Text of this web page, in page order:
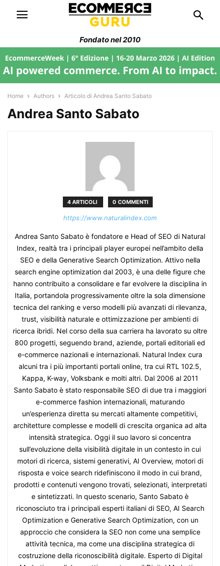
Fondato nel 2010
Home Authors Articolo di Andrea Santo Sabato
Andrea Santo Sabato
4 ARTICOLI 0 COMMENTI
https://www.naturalindex.com
Andrea Santo Sabato è fondatore e Head of SEO di Natural
Index, realtà tra i principali player europei nell’ambito della
SEO e della Generative Search Optimization. Attivo nella
search engine optimization dal 2003, è una delle figure che
hanno contribuito a consolidare e far evolvere la disciplina in
Italia, portandola progressivamente oltre la sola dimensione
tecnica del ranking e verso modelli più avanzati di rilevanza,
trust, visibilità naturale e ottimizzazione per ambienti di
ricerca ibridi. Nel corso della sua carriera ha lavorato su oltre
800 progetti, seguendo brand, aziende, portali editoriali ed
e-commerce nazionali e internazionali. Natural Index cura
alcuni tra i più importanti portali online, tra cui RTL 102.5,
Kappa, K-way, Volksbank e molti altri. Dal 2006 al 2011
Santo Sabato è stato responsabile SEO di due tra i maggiori
e-commerce fashion internazionali, maturando
un’esperienza diretta su mercati altamente competitivi,
architetture complesse e modelli di crescita organica ad alta
intensità strategica. Oggi il suo lavoro si concentra
sull’evoluzione della visibilità digitale in un contesto in cui
motori di ricerca, sistemi generativi, AI Overview, motori di
risposta e voice search ridefiniscono il modo in cui brand,
prodotti e contenuti vengono trovati, selezionati, interpretati
e sintetizzati. In questo scenario, Santo Sabato è
riconosciuto tra i principali esperti italiani di SEO, AI Search
Optimization e Generative Search Optimization, con un
approccio che considera la SEO non come una semplice
attività tecnica, ma come una disciplina strategica di
costruzione della riconoscibilità digitale. Esperto di Digital